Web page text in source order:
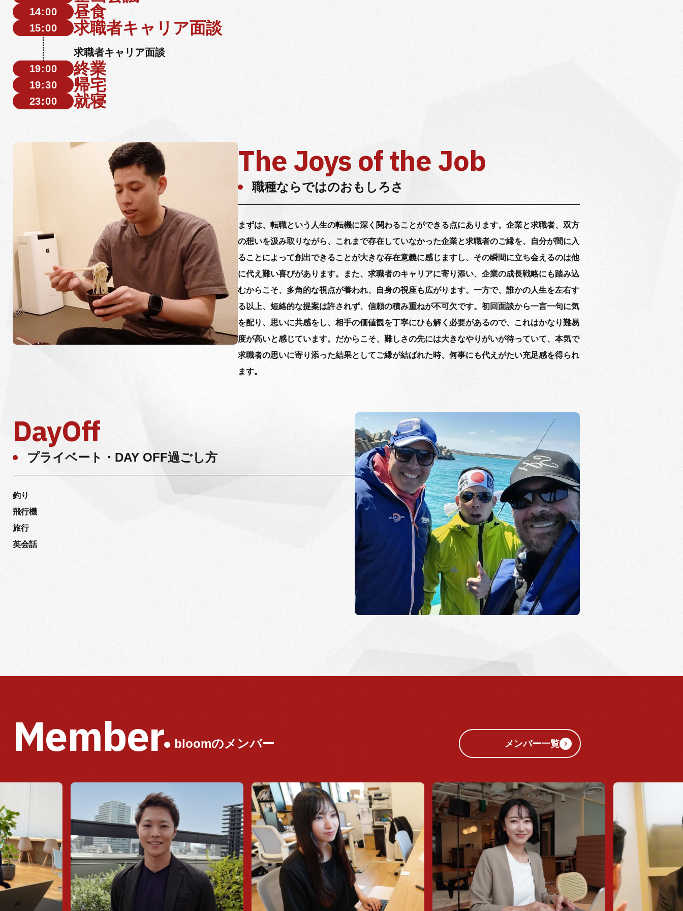
14:00 昼食
15:00 求職者キャリア面談
求職者キャリア面談
19:00
終業
19:30 帰宅
23:00 就寝
The Joys of the Job
職種ならではのおもしろさ
まずは、転職という人生の転機に深く関わることができる点にあります。企業と求職者、双方
の想いを汲み取りながら、これまで存在していなかった企業と求職者のご縁を、自分が間に入
ることによって創出できることが大きな存在意義に感じますし、その瞬間に立ち会えるのは他
に代え難い喜びがあります。また、求職者のキャリアに寄り添い、企業の成長戦略にも踏み込
むからこそ、多角的な視点が養われ、自身の視座も広がります。一方で、誰かの人生を左右す
る以上、短絡的な提案は許されず、信頼の積み重ねが不可欠です。初回面談から一言一句に気
を配り、思いに共感をし、相手の価値観を丁寧にひも解く必要があるので、これはかなり難易
度が高いと感じています。だからこそ、難しさの先には大きなやりがいが待っていて、本気で
求職者の思いに寄り添った結果としてご縁が結ばれた時、何事にも代えがたい充足感を得られ
ます。
DayOff
プライベート・DAY OFF過ごし方
釣り
飛行機
旅行
英会話
Member bloomのメンバー メンバー一覧